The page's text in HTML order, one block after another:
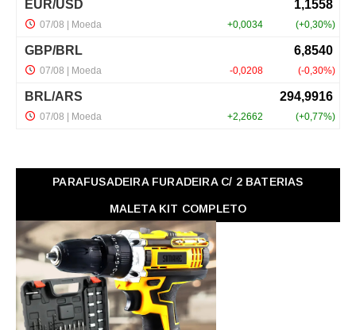
PARAFUSADEIRA FURADEIRA C/ 2 BATERIAS
MALETA KIT COMPLETO